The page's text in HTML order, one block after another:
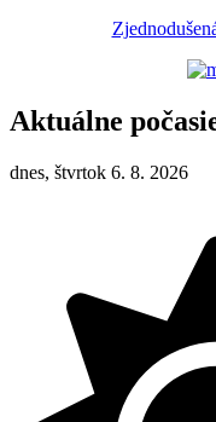
Aktuálne
dnes, štvrtok 6. 8. 2026